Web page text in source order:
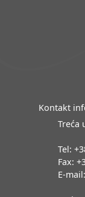
Kontakt
Treća
Tel:
Fax:
E-